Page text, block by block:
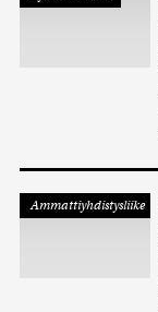
Ammattiyhdistysliike